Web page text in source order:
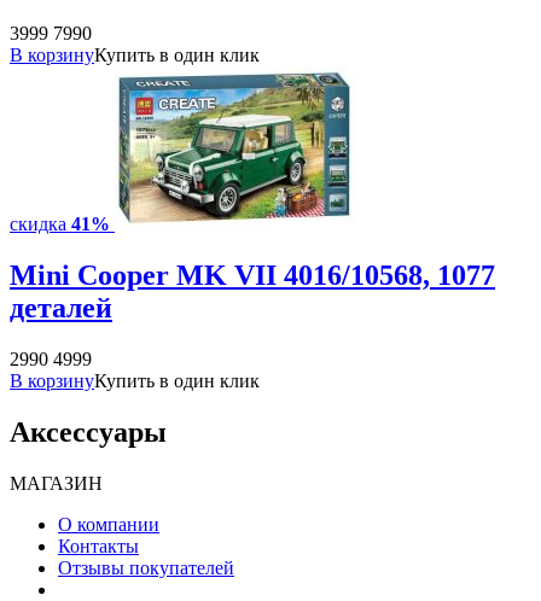
3999 7990
В корзинуКупить в один клик
скидка 41%
Mini Cooper MK VII 4016/10568, 1077
деталей
2990 4999
В корзинуКупить в один клик
Аксессуары
МАГАЗИН
О компании
Контакты
Отзывы покупателей